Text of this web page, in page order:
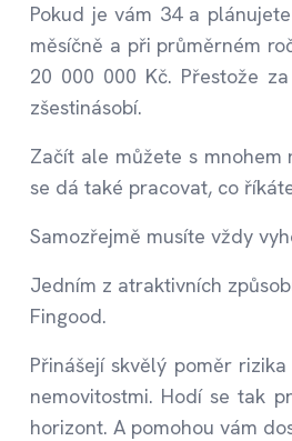
Pokud je vám 34 a
měsíčně a při průměrném
20 000 000 Kč. Přestože
zšestinásobí.
Začít ale můžete s
se dá také pracovat, co
Samozřejmě musíte vždy
Jedním z atraktivních
Fingood.
Přinášejí skvělý poměr
nemovitostmi. Hodí se tak
horizont. A pomohou vám